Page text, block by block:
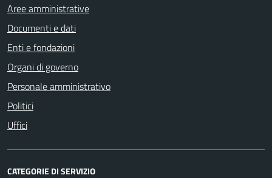
Aree amministrative
Documenti e dati
Enti e fondazioni
Organi di governo
Personale amministrativo
Politici
Uffici
CATEGORIE DI SERVIZIO